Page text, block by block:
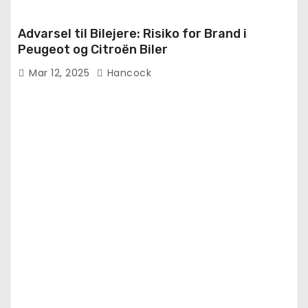
Advarsel til Bilejere: Risiko for Brand i
Peugeot og Citroën Biler
Mar 12, 2025 Hancock